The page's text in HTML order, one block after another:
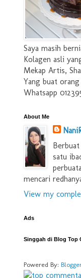
Saya masih
Kolagen asli
Mekap Artis,
Yang buat
Whatsapp
About Me
satu
mencari
View my
Ads
Singgah di Blog Top
Powered By: